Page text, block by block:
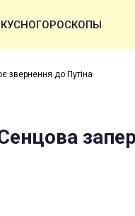
ГОРОСКОПЫ
звернення до Путіна